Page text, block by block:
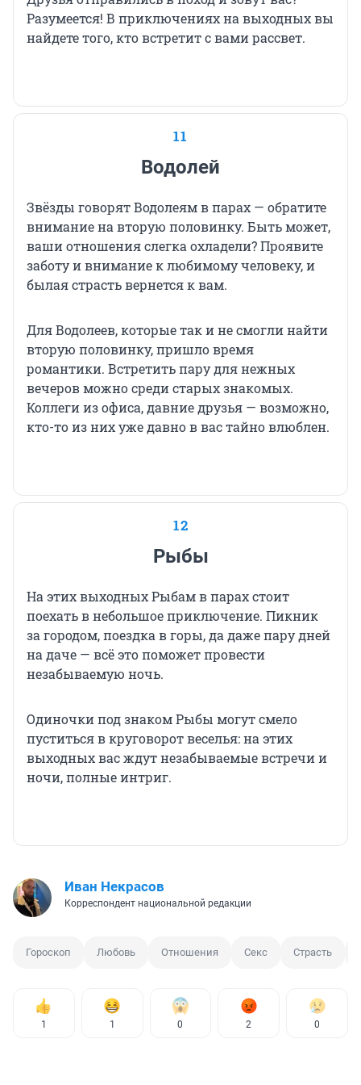
Разумеется! В приключениях на выходных вы
найдете того, кто встретит с вами рассвет.
11
Водолей
Звёзды говорят Водолеям в парах — обратите
внимание на вторую половинку. Быть может,
ваши отношения слегка охладели? Проявите
заботу и внимание к любимому человеку, и
былая страсть вернется к вам.
Для Водолеев, которые так и не смогли найти
вторую половинку, пришло время
романтики. Встретить пару для нежных
вечеров можно среди старых знакомых.
Коллеги из офиса, давние друзья — возможно,
кто-то из них уже давно в вас тайно влюблен.
12
Рыбы
На этих выходных Рыбам в парах стоит
поехать в небольшое приключение. Пикник
за городом, поездка в горы, да даже пару дней
на даче — всё это поможет провести
незабываемую ночь.
Одиночки под знаком Рыбы могут смело
пуститься в круговорот веселья: на этих
выходных вас ждут незабываемые встречи и
ночи, полные интриг.
Иван Некрасов
Корреспондент национальной редакции
Гороскоп Любовь Отношения Секс Страсть
1 1 0 2 0